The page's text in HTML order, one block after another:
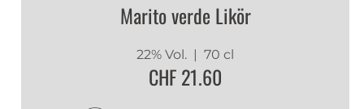
Marito verde Likör
22% Vol. | 70 cl
CHF 21.60